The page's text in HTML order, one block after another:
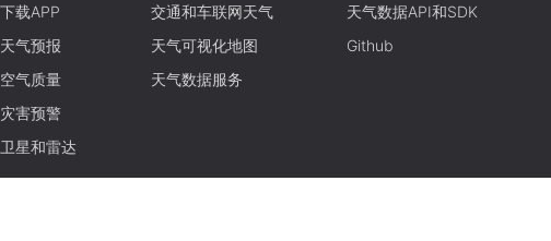
下载APP
天气预报
空气质量
灾害预警
卫星和雷达
交通和车联网天气
天气可视化地图
天气数据服务
天气数据API和SDK
Github